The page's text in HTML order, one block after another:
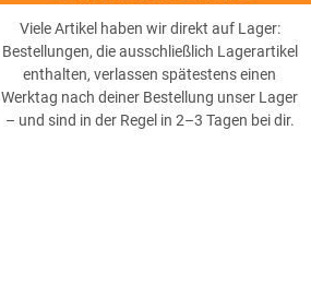
Viele Artikel haben wir direkt auf Lager:
Bestellungen, die ausschließlich Lagerartikel
enthalten, verlassen spätestens einen
Werktag nach deiner Bestellung unser Lager
– und sind in der Regel in 2–3 Tagen bei dir.